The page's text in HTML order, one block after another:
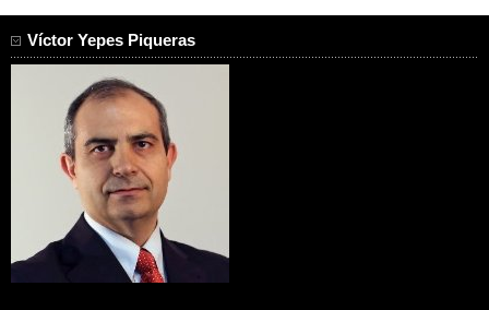
Víctor Yepes Piqueras